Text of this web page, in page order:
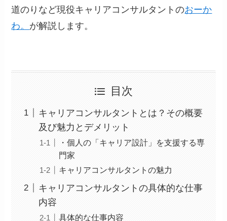
道のりなど現役キャリアコンサルタントのおーか
わ。 が解説します。
目次
キャリアコンサルタントとは？その概要
及び魅力とデメリット
・個人の「キャリア設計」を支援する専
門家
キャリアコンサルタントの魅力
キャリアコンサルタントの具体的な仕事
内容
具体的な仕事内容